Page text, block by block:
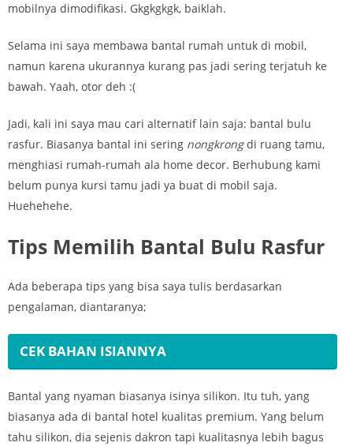
mobilnya dimodifikasi. Gkgkgkgk, baiklah.
Selama ini saya membawa bantal rumah untuk di mobil,
namun karena ukurannya kurang pas jadi sering terjatuh ke
bawah. Yaah, otor deh :(
Jadi, kali ini saya mau cari alternatif lain saja: bantal bulu
rasfur. Biasanya bantal ini sering nongkrongdi ruang tamu,
menghiasi rumah-rumah ala home decor. Berhubung kami
belum punya kursi tamu jadi ya buat di mobil saja.
Huehehehe.
Tips Memilih Bantal Bulu Rasfur
Ada beberapa tips yang bisa saya tulis berdasarkan
pengalaman, diantaranya;
CEK BAHAN ISIANNYA
Bantal yang nyaman biasanya isinya silikon. Itu tuh, yang
biasanya ada di bantal hotel kualitas premium. Yang belum
tahu silikon, dia sejenis dakron tapi kualitasnya lebih bagus